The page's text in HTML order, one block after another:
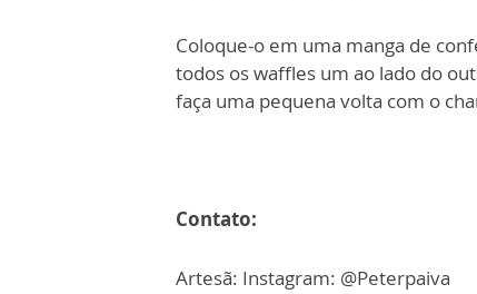
Coloque-o em uma manga de
todos os waffles um ao lado do
faça uma pequena volta com o
Contato:
Artesã: Instagram: @Peterpaiva